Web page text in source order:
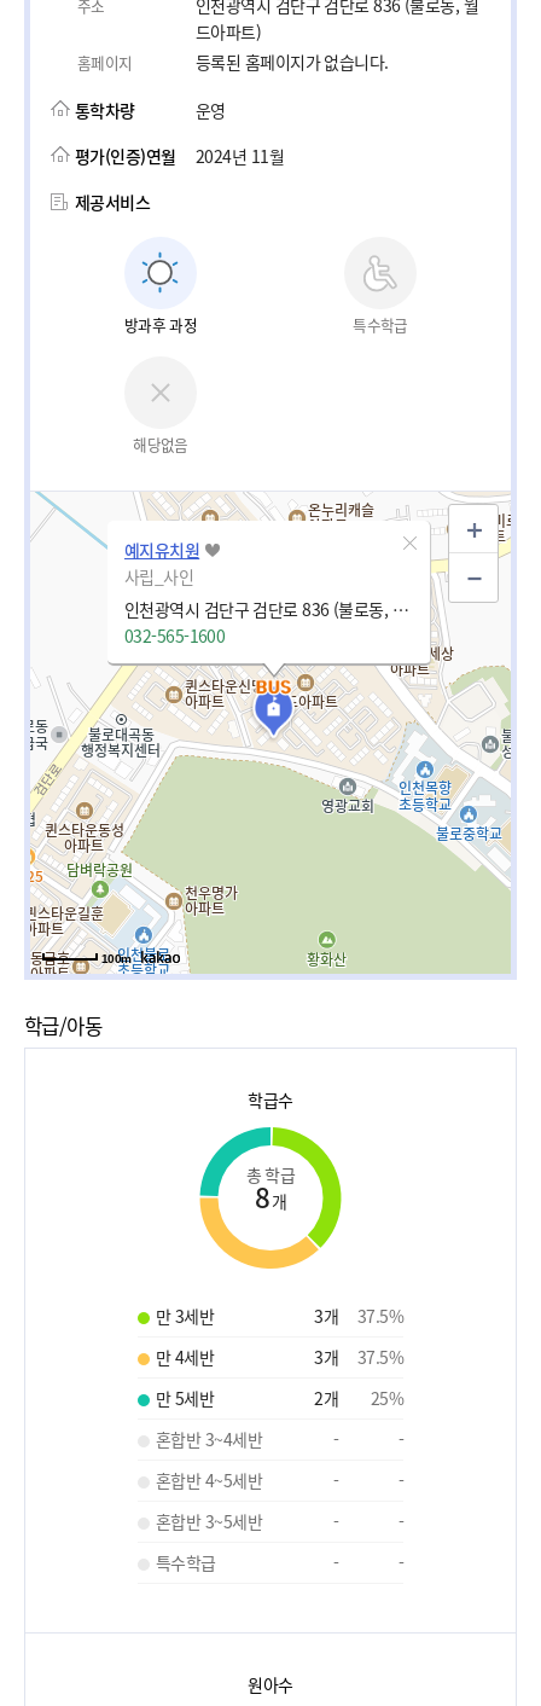
주소
인천광역시 검단구 검단로 836 (불로동, 월
드아파트)
홈페이지
등록된 홈페이지가 없습니다.
통학차량
운영
평가(인증)연월
2024년 11월
제공서비스
방과후 과정 특수학급
해당없음
예지유치원
사립_사인
인천광역시 검단구 검단로 836 (불로동, 월드아파트)
032-565-1600
100m
학급/아동
학급수
총 학급
8개
만 3세반 3개 37.5%
만 4세반
3개 37.5%
만 5세반
2개 25%
혼합반 3~4세반
-
-
혼합반 4~5세반
-
-
혼합반 3~5세반
-
-
특수학급
- -
원아수